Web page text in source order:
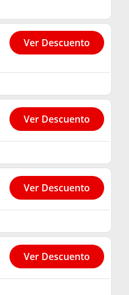
Ver Descuento
Ver Descuento
Ver Descuento
Ver Descuento